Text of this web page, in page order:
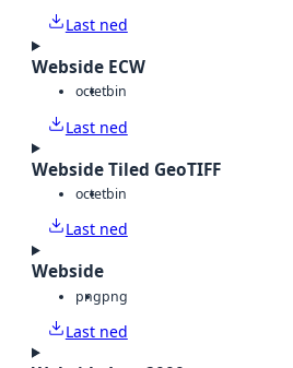
Last ned
Webside ECW
octetbin
Last ned
Webside Tiled GeoTIFF
octetbin
Last ned
Webside
pngpng
Last ned